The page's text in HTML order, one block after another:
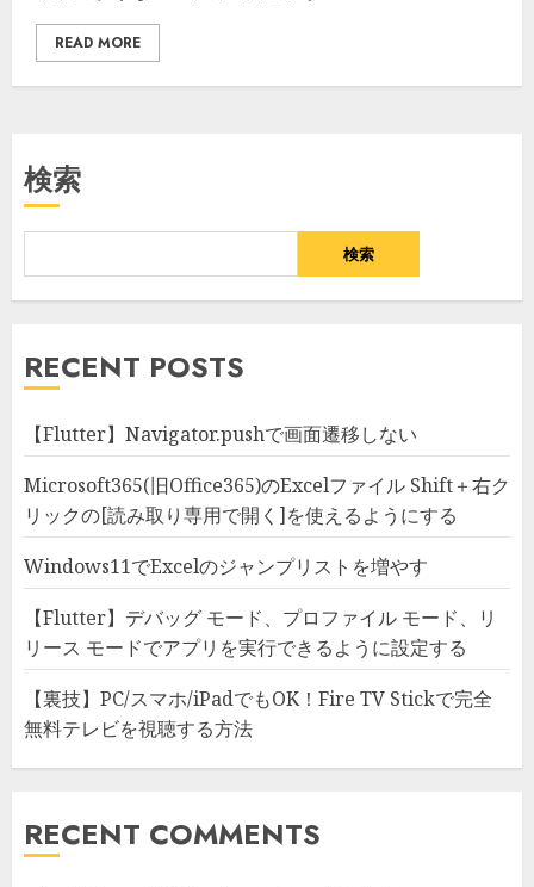
READ MORE
検索
検索
RECENT POSTS
【Flutter】Navigator.pushで画面遷移しない
Microsoft365(旧Office365)のExcelファイル Shift＋右ク
リックの[読み取り専用で開く]を使えるようにする
Windows11でExcelのジャンプリストを増やす
【Flutter】デバッグ モード、プロファイル モード、リ
リース モードでアプリを実行できるように設定する
【裏技】PC/スマホ/iPadでもOK！Fire TV Stickで完全
無料テレビを視聴する方法
RECENT COMMENTS